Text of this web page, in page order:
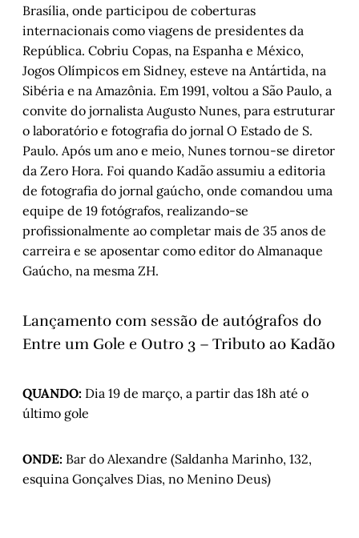
Brasília, onde participou de coberturas
internacionais como viagens de presidentes da
República. Cobriu Copas, na Espanha e México,
Jogos Olímpicos em Sidney, esteve na Antártida, na
Sibéria e na Amazônia. Em 1991, voltou a São Paulo, a
convite do jornalista Augusto Nunes, para estruturar
o laboratório e fotografia do jornal O Estado de S.
Paulo. Após um ano e meio, Nunes tornou-se diretor
da Zero Hora. Foi quando Kadão assumiu a editoria
de fotografia do jornal gaúcho, onde comandou uma
equipe de 19 fotógrafos, realizando-se
profissionalmente ao completar mais de 35 anos de
carreira e se aposentar como editor do Almanaque
Gaúcho, na mesma ZH.
Lançamento com sessão de autógrafos do
Entre um Gole e Outro 3 – Tributo ao Kadão
QUANDO: Dia 19 de março, a partir das 18h até o
último gole
ONDE: Bar do Alexandre (Saldanha Marinho, 132,
esquina Gonçalves Dias, no Menino Deus)